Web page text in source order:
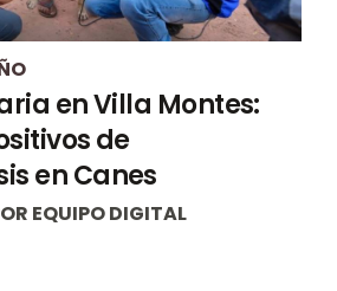
en Villa Montes:
de
en Canes
EQUIPO DIGITAL